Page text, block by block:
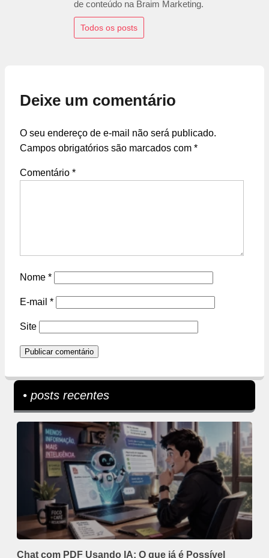
de conteúdo na Braim Marketing.
Todos os posts
Deixe um comentário
O seu endereço de e-mail não será publicado.
Campos obrigatórios são marcados com *
Comentário *
Nome *
E-mail *
Site
• posts recentes
Chat com PDF Usando IA: O que já é Possível